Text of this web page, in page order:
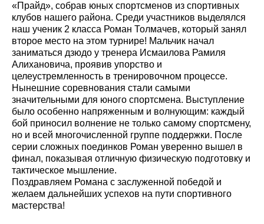
«Прайд», собрав юных спортсменов из спортивных
клубов нашего района. Среди участников выделялся
наш ученик 2 класса Роман Толмачев, который занял
второе место на этом турнире! Мальчик начал
заниматься дзюдо у тренера Исмаилова Рамиля
Алихановича, проявив упорство и
целеустремленность в тренировочном процессе.
Нынешние соревнования стали самыми
значительными для юного спортсмена. Выступление
было особенно напряженным и волнующим: каждый
бой приносил волнение не только самому спортсмену,
но и всей многочисленной группе поддержки. После
серии сложных поединков Роман уверенно вышел в
финал, показывая отличную физическую подготовку и
тактическое мышление.
Поздравляем Романа с заслуженной победой и
желаем дальнейших успехов на пути спортивного
мастерства!